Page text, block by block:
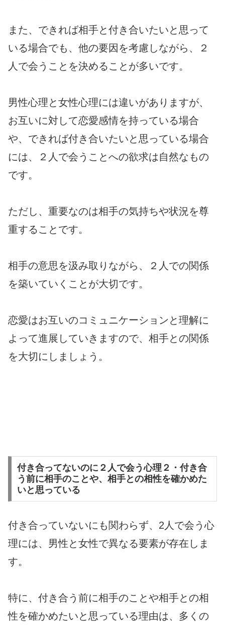
また、できれば相手と付き合いたいと思って
いる場合でも、他の要因を考慮しながら、２
人で会うことを決めることが多いです。
男性心理と女性心理には違いがありますが、
お互いに対して恋愛感情を持っている場合
や、できれば付き合いたいと思っている場合
には、２人で会うことへの欲求は自然なもの
です。
ただし、重要なのは相手の気持ちや状況を尊
重することです。
相手の意思を汲み取りながら、２人での関係
を築いていくことが大切です。
恋愛はお互いのコミュニケーションと理解に
よって進展していきますので、相手との関係
を大切にしましょう。
付き合ってないのに２人で会う心理２・付き合
う前に相手のことや、相手との相性を確かめた
いと思っている
付き合っていないにも関わらず、2人で会う心
理には、男性と女性で異なる要素が存在しま
す。
特に、付き合う前に相手のことや相手との相
性を確かめたいと思っている理由は、多くの